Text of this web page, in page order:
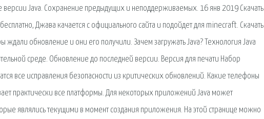
версии Java. Сохранение предыдущих и неподдерживаемых. 16 янв 2019 Скачать
Джава качается с официального сайта и подойдет для minecraft. Скачать
ждали обновление и они его получили. Зачем загружать Java? Технология Java
среде. Обновление до последней версии. Версия для печати Набор
все исправления безопасности из критических обновлений. Какие телефоны
практически все платформы. Для некоторых приложений Java может
являлись текущими в момент создания приложения. На этой странице можно